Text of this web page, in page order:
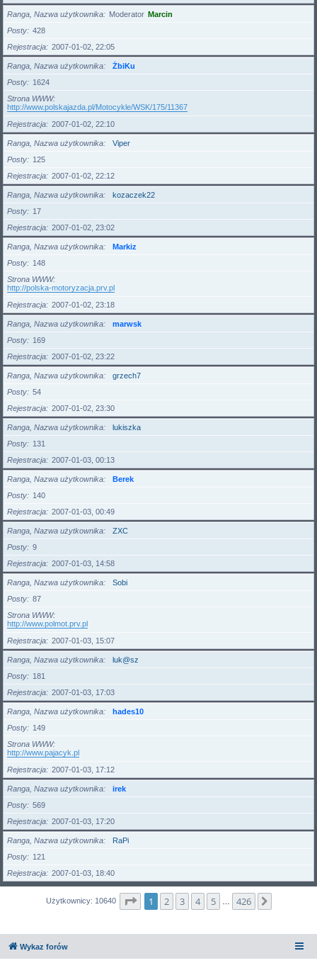
Ranga, Nazwa użytkownika Moderator Marcin
Posty
428
Rejestracja
2007-01-02, 22:05
Ranga, Nazwa użytkownika
ŻbiKu
Posty
1624
Strona WWW
http://www.polskajazda.pl/Motocykle/WSK/175/11367
Rejestracja
2007-01-02, 22:10
Ranga, Nazwa użytkownika
Viper
Posty
125
Rejestracja
2007-01-02, 22:12
Ranga, Nazwa użytkownika
kozaczek22
Posty
17
Rejestracja
2007-01-02, 23:02
Ranga, Nazwa użytkownika
Markiz
Posty
148
Strona WWW
http://polska-motoryzacja.prv.pl
Rejestracja
2007-01-02, 23:18
Ranga, Nazwa użytkownika
marwsk
Posty
169
Rejestracja
2007-01-02, 23:22
Ranga, Nazwa użytkownika
grzech7
Posty
54
Rejestracja
2007-01-02, 23:30
Ranga, Nazwa użytkownika
lukiszka
Posty
131
Rejestracja
2007-01-03, 00:13
Ranga, Nazwa użytkownika
Berek
Posty
140
Rejestracja
2007-01-03, 00:49
Ranga, Nazwa użytkownika
ZXC
Posty
9
Rejestracja
2007-01-03, 14:58
Ranga, Nazwa użytkownika
Sobi
Posty
87
Strona WWW
http://www.polmot.prv.pl
Rejestracja
2007-01-03, 15:07
Ranga, Nazwa użytkownika
luk@sz
Posty
181
Rejestracja
2007-01-03, 17:03
Ranga, Nazwa użytkownika
hades10
Posty
149
Strona WWW
http://www.pajacyk.pl
Rejestracja
2007-01-03, 17:12
Ranga, Nazwa użytkownika
irek
Posty
569
Rejestracja
2007-01-03, 17:20
Ranga, Nazwa użytkownika
RaPi
Posty
121
Rejestracja
2007-01-03, 18:40
Użytkownicy: 10640 Strona1 z426
1 2 3 4 5 426
Wykaz forów